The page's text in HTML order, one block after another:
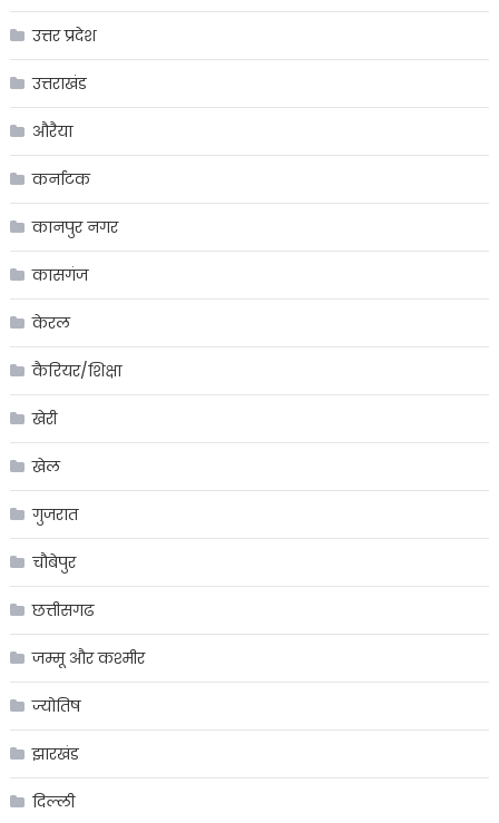
उत्तर प्रदेश
उत्तराखंड
औरैया
कर्नाटक
कानपुर नगर
कासगंज
केरल
कैरियर/शिक्षा
खेरी
खेल
गुजरात
चौबेपुर
छत्तीसगढ
जम्मू और कश्मीर
ज्योतिष
झारखंड
दिल्ली